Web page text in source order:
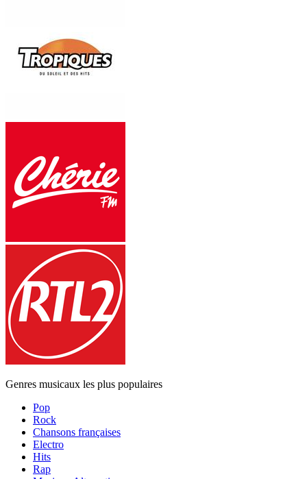
Genres musicaux les plus populaires
Pop
Rock
Chansons françaises
Electro
Hits
Rap